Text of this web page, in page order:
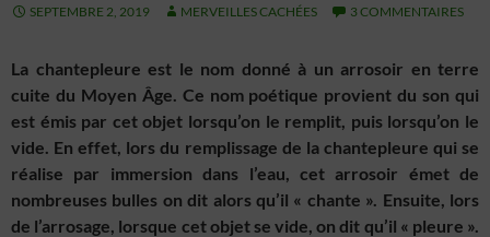
SEPTEMBRE 2, 2019 MERVEILLES CACHÉES 3 COMMENTAIRES
La chantepleure est le nom donné à un arrosoir en terre
cuite du Moyen Âge. Ce nom poétique provient du son qui
est émis par cet objet lorsqu’on le remplit, puis lorsqu’on le
vide. En effet, lors du remplissage de la chantepleure qui se
réalise par immersion dans l’eau, cet arrosoir émet de
nombreuses bulles on dit alors qu’il « chante ». Ensuite, lors
de l’arrosage, lorsque cet objet se vide, on dit qu’il « pleure ».